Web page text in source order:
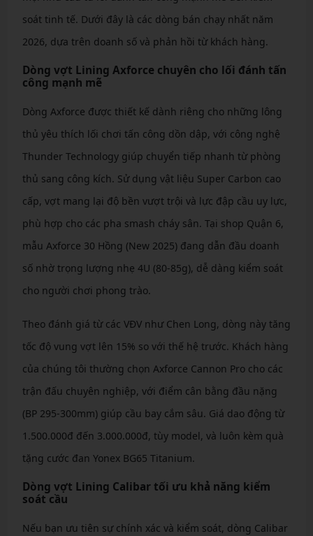
soát tinh tế. Dưới đây là các dòng bán chạy nhất năm
2026, dựa trên doanh số và phản hồi từ khách hàng.
Dòng vợt Lining Axforce chuyên cho lối đánh tấn
công mạnh mẽ
Dòng Axforce được thiết kế dành riêng cho những lông
thủ yêu thích lối chơi tấn công dồn dập, với công nghệ
Thunder Technology giúp chuyển tiếp nhanh từ phòng
thủ sang công kích. Sử dụng vật liệu Super Carbon cao
cấp, vợt mang lại độ bền vượt trội và lực đập cầu uy lực,
phù hợp cho các pha smash cháy sân. Tại shop Quận 6,
mẫu Axforce 30 Hồng (New 2025) đang dẫn đầu doanh
số nhờ trọng lượng nhẹ 4U (80-85g), dễ dàng kiểm soát
cho người chơi phong trào.
Theo đánh giá từ các VĐV như Chen Long, dòng này tăng
tốc độ vung vợt lên 15% so với thế hệ trước. Khách hàng
của chúng tôi thường chọn Axforce Cannon Pro cho các
trận đấu chuyên nghiệp, với điểm cân bằng đầu nặng
(BP 295-300mm) giúp cầu bay cắm sâu. Giá dao động từ
1.500.000đ đến 3.000.000đ, tùy model, và luôn kèm quà
tặng cước đan Yonex BG65 Titanium.
Dòng vợt Lining Calibar tối ưu khả năng kiểm
soát cầu
Nếu bạn ưu tiên sự chính xác và kiểm soát, dòng Calibar